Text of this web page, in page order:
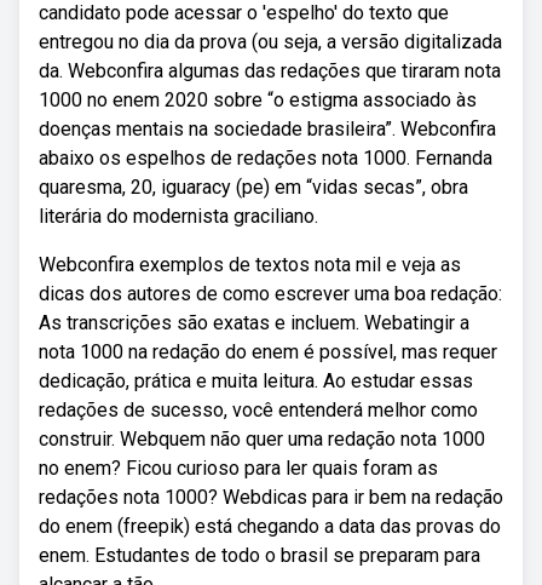
candidato pode acessar o 'espelho' do texto que
entregou no dia da prova (ou seja, a versão digitalizada
da. Webconfira algumas das redações que tiraram nota
1000 no enem 2020 sobre “o estigma associado às
doenças mentais na sociedade brasileira”. Webconfira
abaixo os espelhos de redações nota 1000. Fernanda
quaresma, 20, iguaracy (pe) em “vidas secas”, obra
literária do modernista graciliano.
Webconfira exemplos de textos nota mil e veja as
dicas dos autores de como escrever uma boa redação:
As transcrições são exatas e incluem. Webatingir a
nota 1000 na redação do enem é possível, mas requer
dedicação, prática e muita leitura. Ao estudar essas
redações de sucesso, você entenderá melhor como
construir. Webquem não quer uma redação nota 1000
no enem? Ficou curioso para ler quais foram as
redações nota 1000? Webdicas para ir bem na redação
do enem (freepik) está chegando a data das provas do
enem. Estudantes de todo o brasil se preparam para